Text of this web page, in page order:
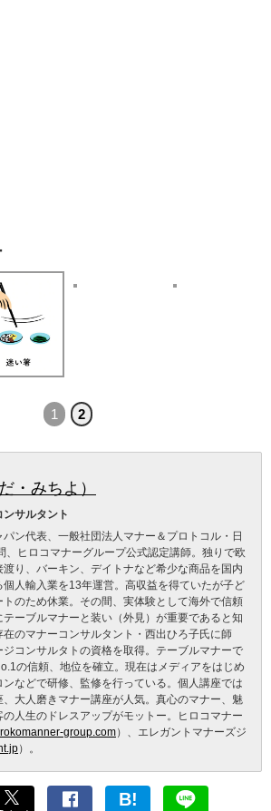
1 2
・みちよ）
サルタント
ン代表、一般社団法人マナー＆プロトコル・日
、ヒロコマナーグループ公式認定講師。独りで欧
り、バーキン、デイトナなど希少な商品を国内
人輸入業を13年運営。高収益を得ていたが子ど
トのため休業。その間、実体験として海外で信頼
ーブルマナーと装い（外見）が重要であると知
在のマナーコンサルタント・西出ひろ子氏に師
コンサルタトの資格を取得。テーブルマナーで
の信頼、地位を確立。現在はメディアをはじめ
などで研修、監修を行っている。個人講座では
大人磨きマナー講座が人気。真心のマナー、魅
人生のドレスアップがモットー。ヒロコマナー
group.com）、エレガントマナーズジ
）。
B!